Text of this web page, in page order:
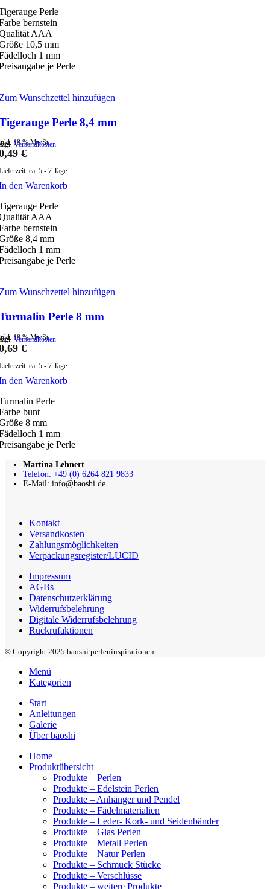
Perle
bernstein
AAA
10,5 mm
1 mm
je Perle
Wunschzettel hinzufügen
Perle 8,4 mm
19 % MwSt.
Versandkosten
€
ca. 5 - 7 Tage
den Warenkorb
Perle
AAA
bernstein
8,4 mm
1 mm
je Perle
Wunschzettel hinzufügen
Perle 8 mm
19 % MwSt.
Versandkosten
€
ca. 5 - 7 Tage
den Warenkorb
Perle
bunt
8 mm
1 mm
je Perle
Martina Lehnert
Telefon: +49 (0) 6264 821 9833
E-Mail: info@baoshi.de
Kontakt
Versandkosten
Zahlungsmöglichkeiten
Verpackungsregister/LUCID
Impressum
AGBs
Datenschutzerklärung
Widerrufsbelehrung
Digitale Widerrufsbelehrung
Rückrufaktionen
© Copyright 2025 baoshi perleninspirationen
Menü
Kategorien
Start
Anleitungen
Galerie
Über baoshi
Home
Produktübersicht
Produkte – Perlen
Produkte – Edelstein Perlen
Produkte – Anhänger und Pendel
Produkte – Fädelmaterialien
Produkte – Leder- Kork- und Seidenbänder
Produkte – Glas Perlen
Produkte – Metall Perlen
Produkte – Natur Perlen
Produkte – Schmuck Stücke
Produkte – Verschlüsse
Produkte – weitere Produkte